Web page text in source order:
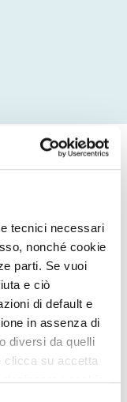
tecnici necessari
nonché cookie
parti. Se vuoi
e ciò
di default e
in assenza di
diversi da quelli
clicca su accetta